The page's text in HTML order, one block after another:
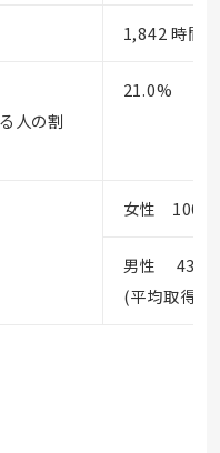
1,842 時間
人の割
21.0%
女性 100.0
男性 43.6
(平均取得日